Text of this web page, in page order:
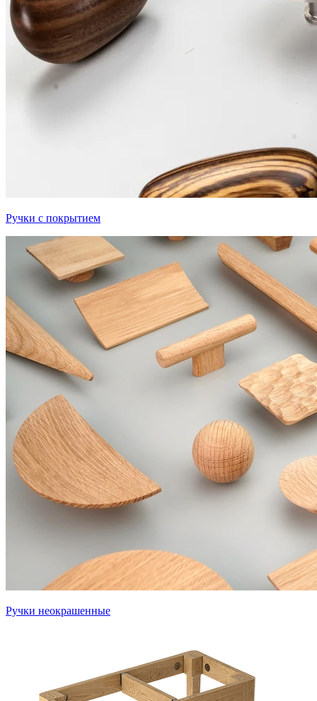
Ручки с покрытием
Ручки неокрашенные